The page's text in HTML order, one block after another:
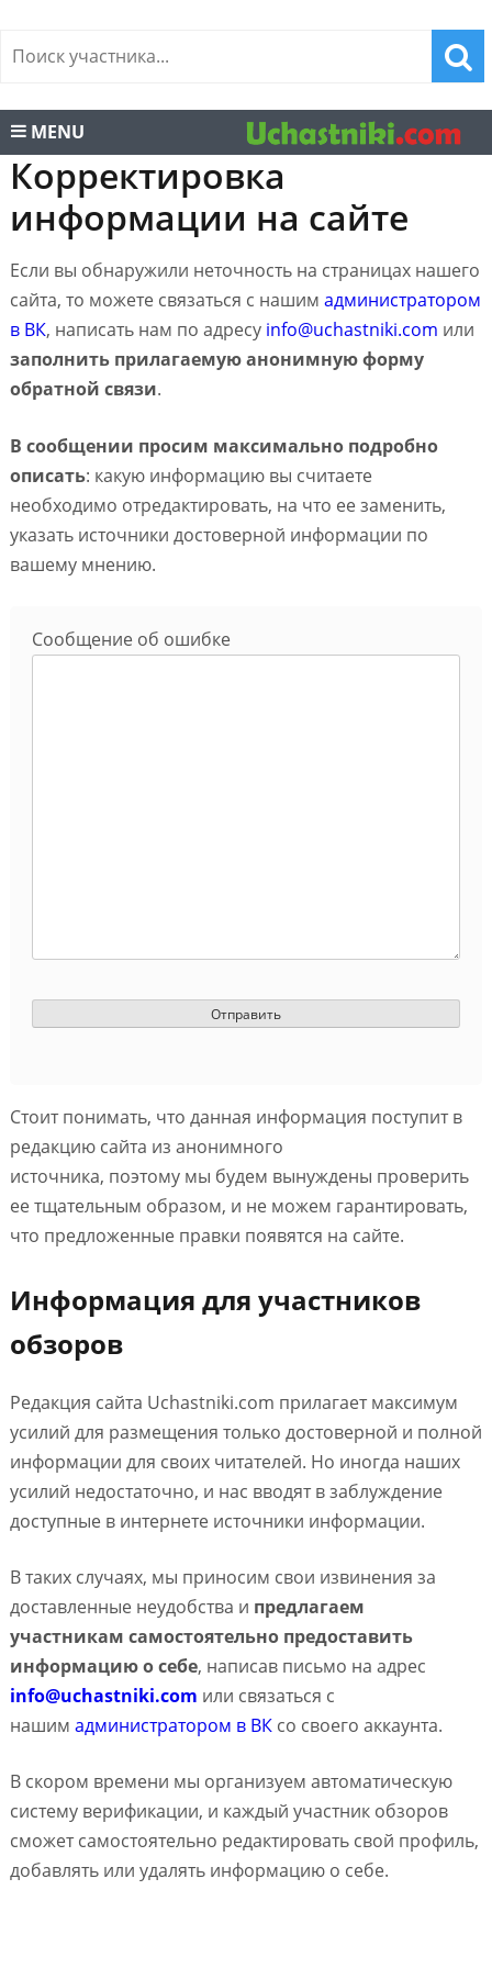
MENU
Корректировка
информации на сайте
Если вы обнаружили неточность на страницах нашего
сайта, то можете связаться с нашим администратором
в ВК, написать нам по адресу info@uchastniki.com или
заполнить прилагаемую анонимную форму
обратной связи.
В сообщении просим максимально подробно
описать: какую информацию вы считаете
необходимо отредактировать, на что ее заменить,
указать источники достоверной информации по
вашему мнению.
Сообщение об ошибке
Стоит понимать, что данная информация поступит в
редакцию сайта из анонимного
источника, поэтому мы будем вынуждены проверить
ее тщательным образом, и не можем гарантировать,
что предложенные правки появятся на сайте.
Информация для участников
обзоров
Редакция сайта Uchastniki.com прилагает максимум
усилий для размещения только достоверной и полной
информации для своих читателей. Но иногда наших
усилий недостаточно, и нас вводят в заблуждение
доступные в интернете источники информации.
В таких случаях, мы приносим свои извинения за
доставленные неудобства и предлагаем
участникам самостоятельно предоставить
информацию о себе, написав письмо на адрес
info@uchastniki.com или связаться с
нашим администратором в ВКсо своего аккаунта.
В скором времени мы организуем автоматическую
систему верификации, и каждый участник обзоров
сможет самостоятельно редактировать свой профиль,
добавлять или удалять информацию о себе.